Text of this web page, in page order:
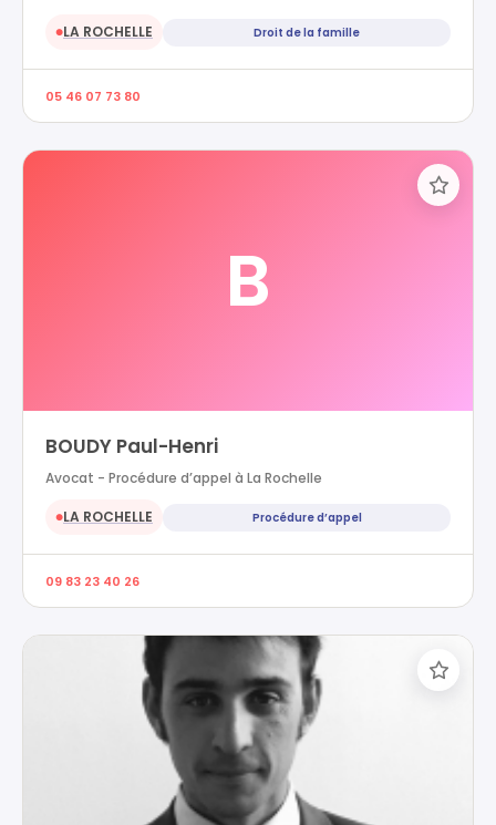
●LA ROCHELLE Droit de la famille
05 46 07 73 80
B
BOUDY Paul-Henri
Avocat - Procédure d’appel à La Rochelle
●LA ROCHELLE Procédure d’appel
09 83 23 40 26